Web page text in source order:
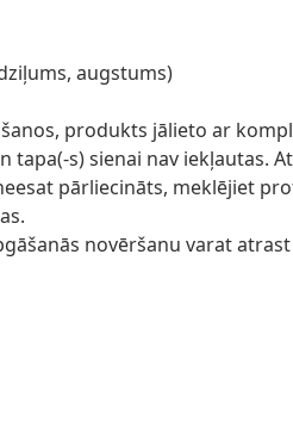
augstums)
produkts jālieto ar
tapa(-s) sienai nav iekļautas.
pārliecināts, meklējiet
novēršanu varat atrast